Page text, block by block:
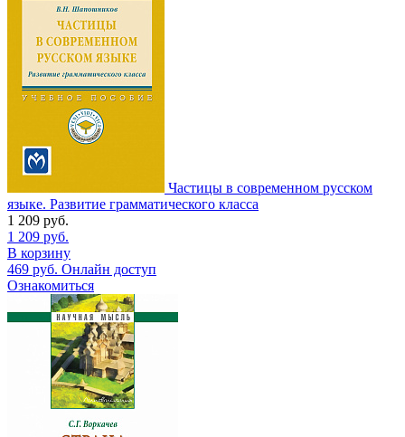
Частицы в современном русском
языке. Развитие грамматического класса
1 209 руб.
1 209 руб.
В корзину
469 руб. Онлайн доступ
Ознакомиться